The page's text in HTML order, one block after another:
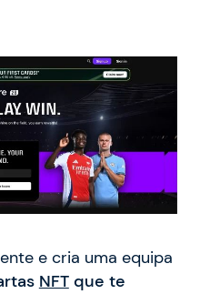
e cria uma equipa
NFTque te